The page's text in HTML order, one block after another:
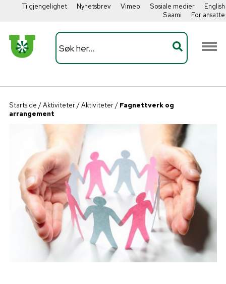
Tilgjengelighet Nyhetsbrev Vimeo Sosiale medier
English
Saami
For ansatte
Startside /Aktiviteter/Aktiviteter/ Fagnettverk og
arrangement